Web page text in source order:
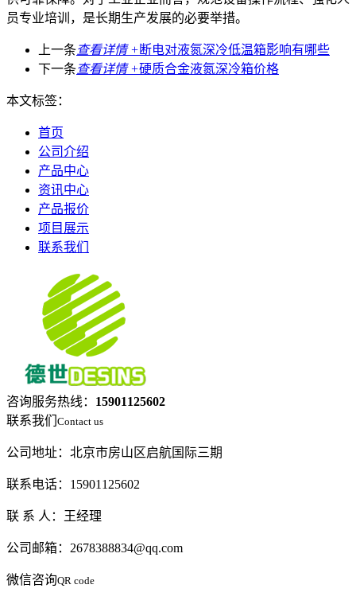
员专业培训，是长期生产发展的必要举措。
上一条查看详情 +断电对液氮深冷低温箱影响有哪些
下一条查看详情 +硬质合金液氮深冷箱价格
本文标签：
首页
公司介绍
产品中心
资讯中心
产品报价
项目展示
联系我们
咨询服务热线： 15901125602
联系我们 Contact us
公司地址：北京市房山区启航国际三期
联系电话：15901125602
联 系 人：王经理
公司邮箱：2678388834@qq.com
微信咨询QR code